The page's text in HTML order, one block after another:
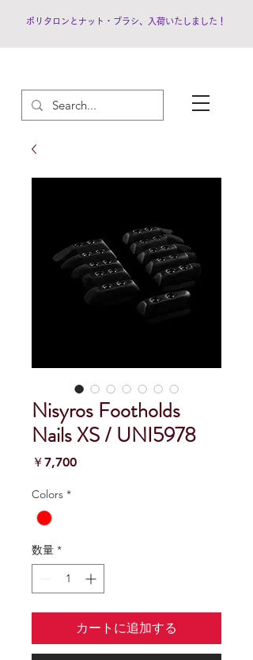
ポリタロンとナット・ブラシ、入荷いたしました！
Nisyros Footholds
Nails XS / UNI5978
￥7,700価
Colors *
数量 *
カートに追加する